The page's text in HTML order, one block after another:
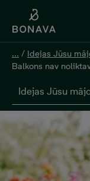
... / Idejas Jūsu
Balkons nav
Idejas Jūsu